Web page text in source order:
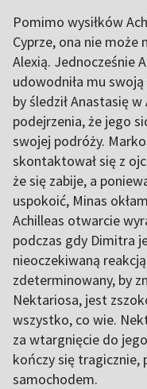
Pomimo wysiłków
Cyprze, ona nie może
Alexią. Jednocześnie
udowodniła mu
by śledził Anastasię
podejrzenia, że jego
swojej podróży.
skontaktował się z
że się zabije, a
uspokoić, Minas
Achilleas otwarcie
podczas gdy Dimitra
nieoczekiwaną
zdeterminowany, by
Nektariosa, jest
wszystko, co wie.
za wtargnięcie do
kończy się tragicznie,
samochodem.